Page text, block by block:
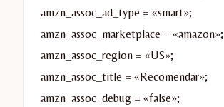
amzn_assoc_ad_type = «smart»;
amzn_assoc_marketplace = «amazon»;
amzn_assoc_region = «US»;
amzn_assoc_title = «Recomendar»;
amzn_assoc_debug = «false»;